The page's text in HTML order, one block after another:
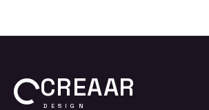
CREAAR
DESIGN